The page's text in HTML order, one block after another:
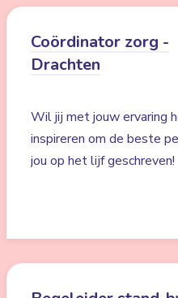
Coördinator zorg -
Drachten
Wil jij met jouw ervaring
inspireren om de beste
jou op het lijf geschreven!